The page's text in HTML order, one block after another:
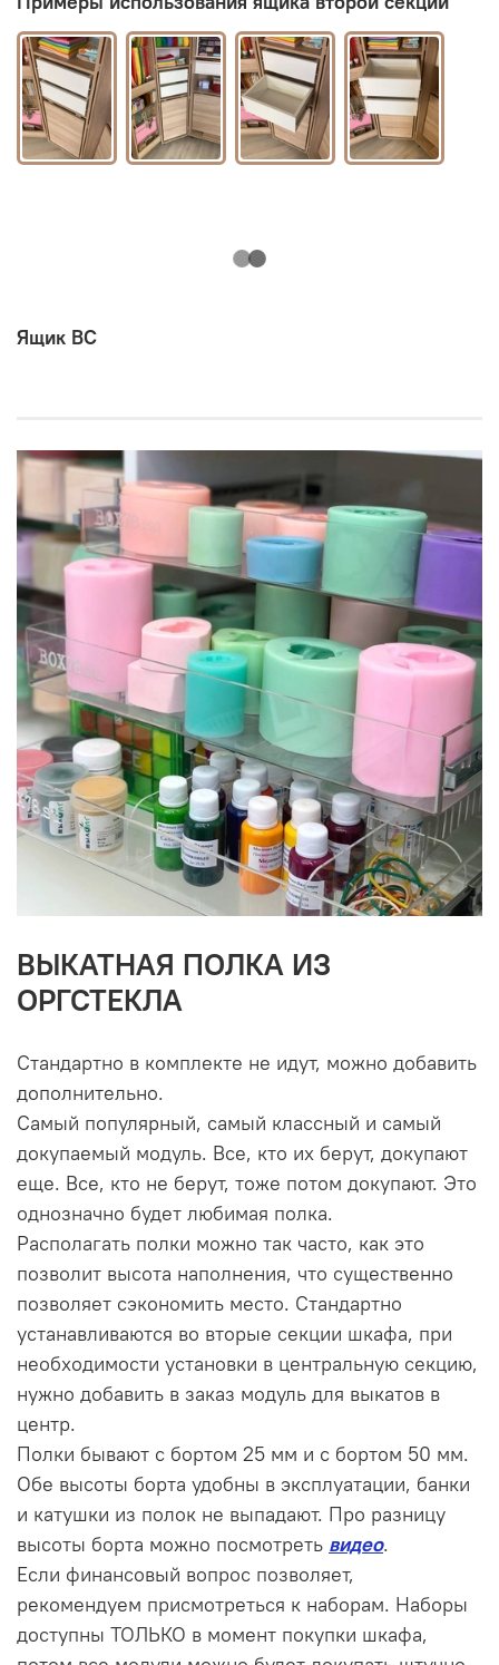
Ящик ВС
ВЫКАТНАЯ ПОЛКА ИЗ
ОРГСТЕКЛА
Стандартно в комплекте не идут, можно добавить
дополнительно.
Самый популярный, самый классный и самый
докупаемый модуль. Все, кто их берут, докупают
еще. Все, кто не берут, тоже потом докупают. Это
однозначно будет любимая полка.
Располагать полки можно так часто, как это
позволит высота наполнения, что существенно
позволяет сэкономить место. Стандартно
устанавливаются во вторые секции шкафа, при
необходимости установки в центральную секцию,
нужно добавить в заказ модуль для выкатов в
центр.
Полки бывают с бортом 25 мм и с бортом 50 мм.
Обе высоты борта удобны в эксплуатации, банки
и катушки из полок не выпадают. Про разницу
высоты борта можно посмотреть видео.
Если финансовый вопрос позволяет,
рекомендуем присмотреться к наборам. Наборы
доступны ТОЛЬКО в момент покупки шкафа,